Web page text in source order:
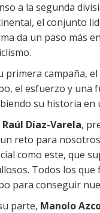
a la segunda
el conjunto
da un paso más
primera campaña,
el esfuerzo y una
su historia en
Raúl Díaz-Varela,
reto para
como este, que
Todos los que
para conseguir
parte, Manolo